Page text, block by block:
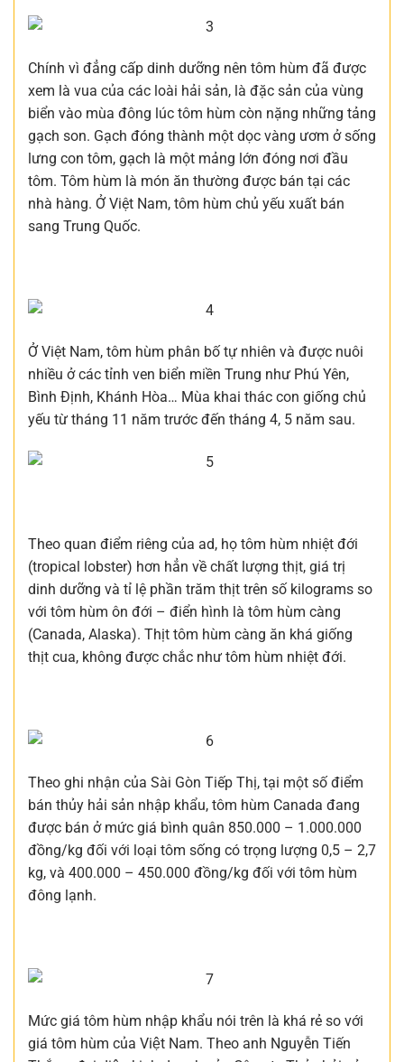
Chính vì đẳng cấp dinh dưỡng nên tôm hùm đã được
xem là vua của các loài hải sản, là đặc sản của vùng
biển vào mùa đông lúc tôm hùm còn nặng những tảng
gạch son. Gạch đóng thành một dọc vàng ươm ở sống
lưng con tôm, gạch là một mảng lớn đóng nơi đầu
tôm. Tôm hùm là món ăn thường được bán tại các
nhà hàng. Ở Việt Nam, tôm hùm chủ yếu xuất bán
sang Trung Quốc.
Ở Việt Nam, tôm hùm phân bố tự nhiên và được nuôi
nhiều ở các tỉnh ven biển miền Trung như Phú Yên,
Bình Định, Khánh Hòa… Mùa khai thác con giống chủ
yếu từ tháng 11 năm trước đến tháng 4, 5 năm sau.
Theo quan điểm riêng của ad, họ tôm hùm nhiệt đới
(tropical lobster) hơn hẳn về chất lượng thịt, giá trị
dinh dưỡng và tỉ lệ phần trăm thịt trên số kilograms so
với tôm hùm ôn đới – điển hình là tôm hùm càng
(Canada, Alaska). Thịt tôm hùm càng ăn khá giống
thịt cua, không được chắc như tôm hùm nhiệt đới.
Theo ghi nhận của Sài Gòn Tiếp Thị, tại một số điểm
bán thủy hải sản nhập khẩu, tôm hùm Canada đang
được bán ở mức giá bình quân 850.000 – 1.000.000
đồng/kg đối với loại tôm sống có trọng lượng 0,5 – 2,7
kg, và 400.000 – 450.000 đồng/kg đối với tôm hùm
đông lạnh.
Mức giá tôm hùm nhập khẩu nói trên là khá rẻ so với
giá tôm hùm của Việt Nam. Theo anh Nguyễn Tiến